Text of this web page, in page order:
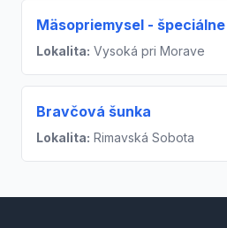
Mäsopriemysel -
Lokalita: Vysoká pri Morave
Bravčová šunka
Lokalita: Rimavská Sobota